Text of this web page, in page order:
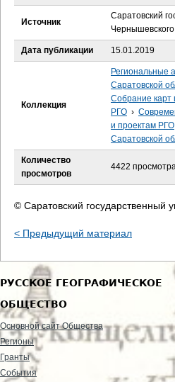
Источник
Саратовский
Чернышевского
Дата публикации 15.01.2019
Коллекция
Региональные
Саратовской
Собрание карт
РГО ›
и проектам РГО
Саратовской
Количество
просмотров
4422
© Саратовский государственный
< Предыдущий материал
РУССКОЕ ГЕОГРАФИЧЕСКОЕ
ОБЩЕСТВО
Основной сайт Общества
Регионы
Гранты
События